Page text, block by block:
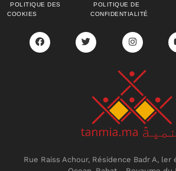
POLITIQUE DES
COOKIES
POLITIQUE DE
CONFIDENTIALITÉ
Rue Raiss Achour, Résidence Badr A, ler